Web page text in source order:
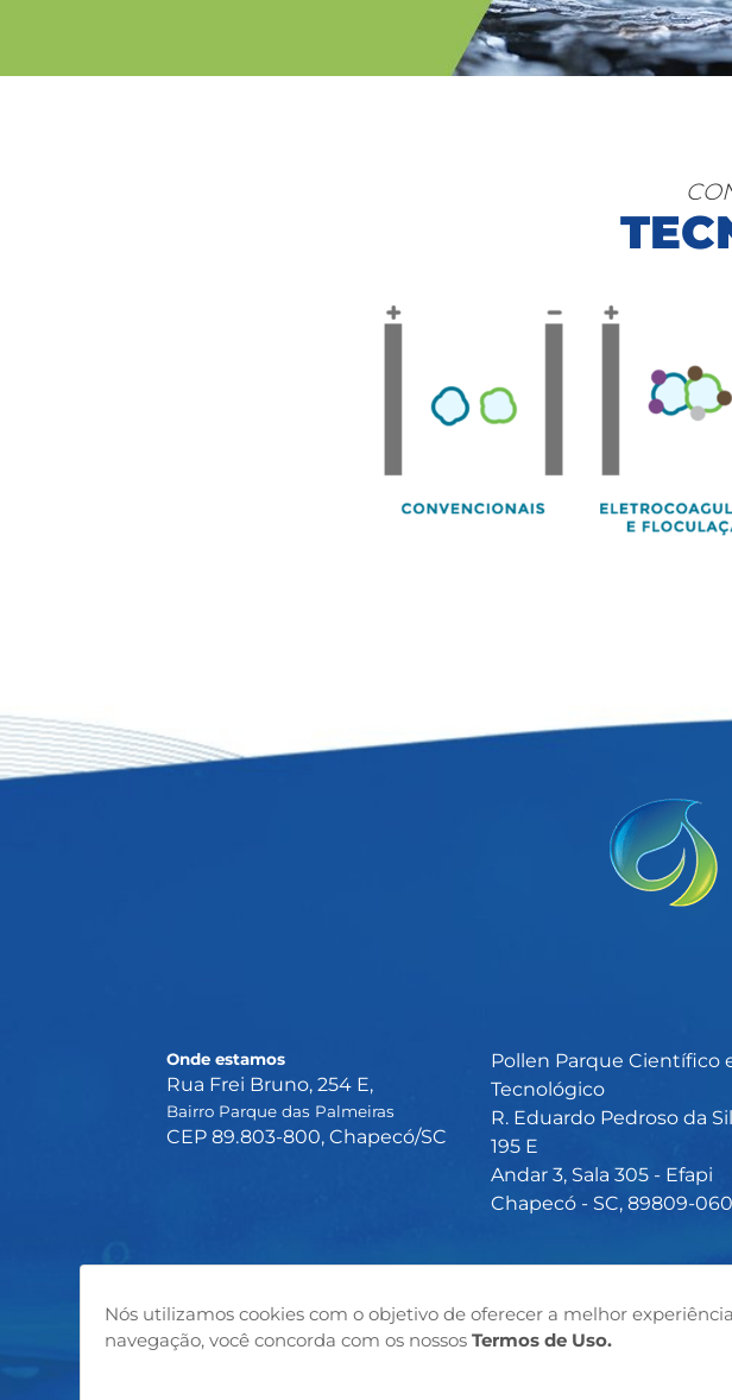
Nós utilizamos cookies com o objetivo de oferecer a melhor
navegação, você concorda com os nossosTermos de Uso.
Onde estamos
Rua Frei Bruno, 254 E,
Bairro Parque das Palmeiras
CEP 89.803-800, Chapecó/SC
Pollen Parque Científico
Tecnológico
R. Eduardo Pedroso da
195 E
Andar 3, Sala 305 - Efapi
Chapecó - SC, 89809-060